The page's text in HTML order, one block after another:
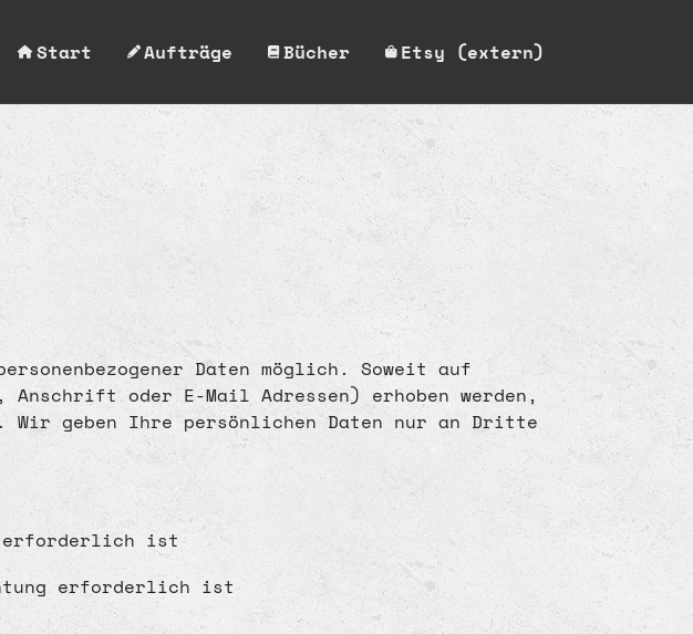
Start Aufträge Bücher Etsy (extern)
Daten möglich. Soweit auf
Anschrift oder E-Mail Adressen) erhoben werden,
geben Ihre persönlichen Daten nur an Dritte
erforderlich ist
erforderlich ist